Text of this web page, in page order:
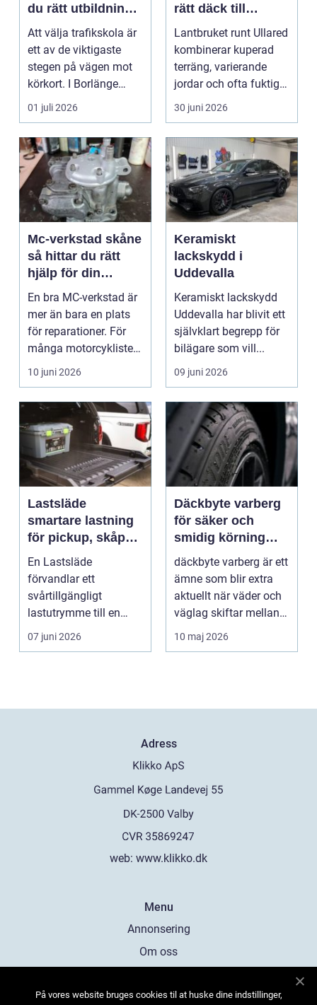
du rätt utbildning
till körkortet
Att välja trafikskola är
ett av de viktigaste
stegen på vägen mot
körkort. I Borlänge
finns flera al...
01 juli 2026
rätt däck till
gårdens maskiner
Lantbruket runt Ullared
kombinerar kuperad
terräng, varierande
jordar och ofta fuktigt
väder. Valet ...
30 juni 2026
Mc-verkstad skåne
så hittar du rätt
hjälp för din
motorcykel
En bra MC-verkstad är
mer än bara en plats
för reparationer. För
många motorcyklister
handlar det om...
10 juni 2026
Keramiskt
lackskydd i
Uddevalla
Keramiskt lackskydd
Uddevalla har blivit ett
självklart begrepp för
bilägare som vill...
09 juni 2026
Lastsläde
smartare lastning
för pickup, skåpbil
och personbil
En Lastsläde
förvandlar ett
svårtillgängligt
lastutrymme till en
lättjobbad yta. Genom
att dra ut la...
07 juni 2026
Däckbyte varberg
för säker och
smidig körning
Året runt
däckbyte varberg är ett
ämne som blir extra
aktuellt när väder och
väglag skiftar mellan
sommar och ...
10 maj 2026
Adress
web: www.klikko.dk
Menu
Annonsering
Om oss
Kontakta oss
På vores website bruges cookies til at huske dine indstillinger,